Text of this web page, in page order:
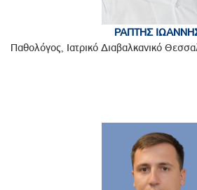
ΡΑΠΤΗΣ
Παθολόγος, Ιατρικό Διαβαλκανικό